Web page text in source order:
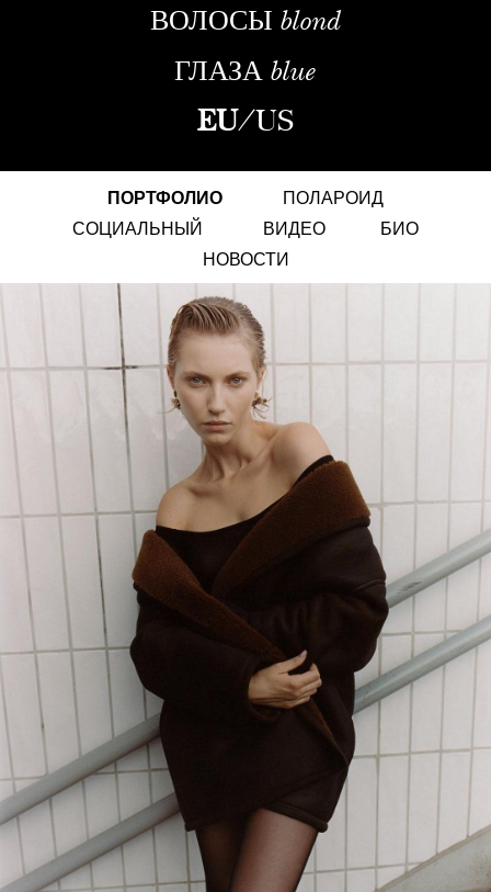
ВОЛОСЫ blond
ГЛАЗА blue
EU/US
ПОРТФОЛИО
ПОЛАРОИД
СОЦИАЛЬНЫЙ
ВИДЕО
БИО
НОВОСТИ